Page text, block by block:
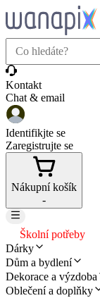
Kontakt
Chat & email
Identifikjte se
Zaregistrujte se
Nákupní košík
-
Školní potřeby
Dárky
Dům a bydlení
Dekorace a výzdoba
Oblečení a doplňky